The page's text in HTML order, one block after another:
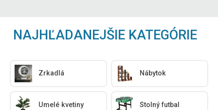
NAJHĽADANEJŠIE KATEGÓRIE
Zrkadlá Nábytok
Umelé kvetiny Stolný futbal